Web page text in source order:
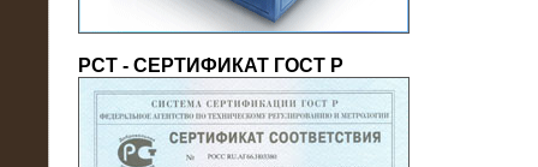
РСТ - СЕРТИФИКАТ ГОСТ Р